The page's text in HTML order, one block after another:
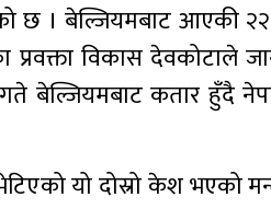
। बेल्जियमबाट आएकी २२
विकास देवकोटाले
बेल्जियमबाट कतार हुँदै
यो दोस्रो केश भएको